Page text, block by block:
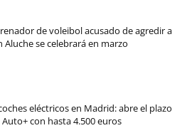
de voleibol acusado de agredir a
Aluche se celebrará en marzo
eléctricos en Madrid: abre el plazo
con hasta 4.500 euros